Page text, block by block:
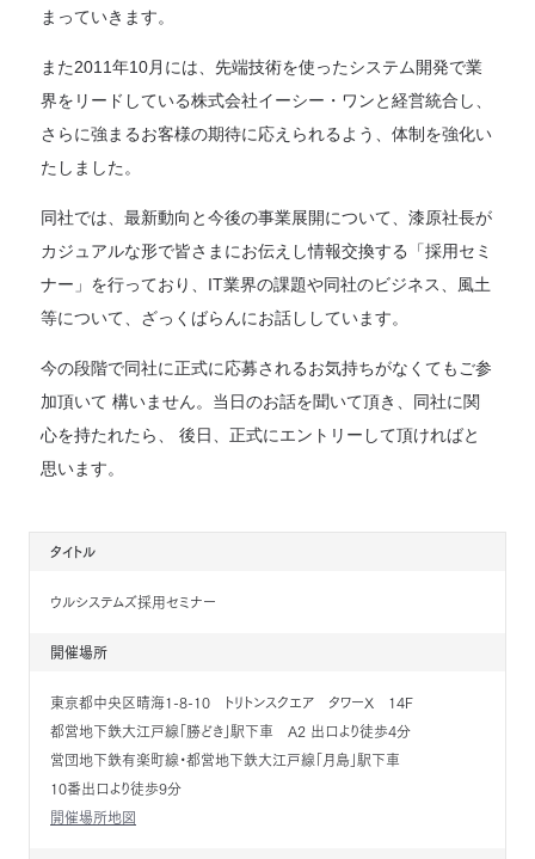
まっていきます。
また2011年10月には、先端技術を使ったシステム開発で業
界をリードしている株式会社イーシー・ワンと経営統合し、
さらに強まるお客様の期待に応えられるよう、体制を強化い
たしました。
同社では、最新動向と今後の事業展開について、漆原社長が
カジュアルな形で皆さまにお伝えし情報交換する「採用セミ
ナー」を行っており、IT業界の課題や同社のビジネス、風土
等について、ざっくばらんにお話ししています。
今の段階で同社に正式に応募されるお気持ちがなくてもご参
加頂いて 構いません。当日のお話を聞いて頂き、同社に関
心を持たれたら、 後日、正式にエントリーして頂ければと
思います。
タイトル
ウルシステムズ採用セミナー
開催場所
東京都中央区晴海1-8-10 トリトンスクエア タワーX 14F
都営地下鉄大江戸線「勝どき」駅下車 A2 出口より徒歩4分
営団地下鉄有楽町線・都営地下鉄大江戸線「月島」駅下車
10番出口より徒歩9分
開催場所地図